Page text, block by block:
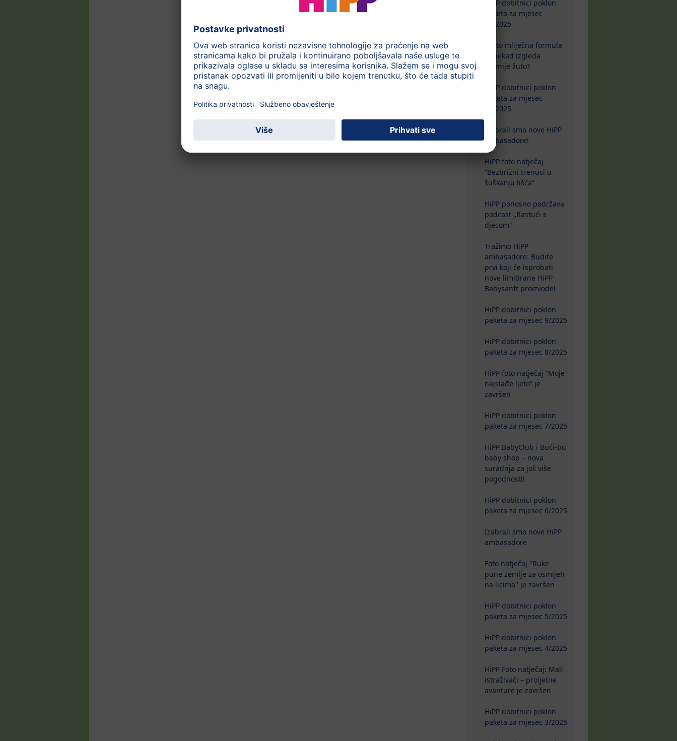
HiPP dobitnici poklon
paketa za mjesec
11/2025
Zašto mliječna formula
ponekad izgleda
tamnije žuto?
HiPP dobitnici poklon
paketa za mjesec
10/2025
Izabrali smo nove HiPP
ambasadore!
HiPP foto natječaj
“Bezbrižni trenuci u
šuškanju lišća”
HiPP ponosno podržava
podcast „Rastući s
djecom“
Tražimo HiPP
ambasadore: Budite
prvi koji će isprobati
nove limitirane HiPP
Babysanft proizvode!
HiPP dobitnici poklon
paketa za mjesec 9/2025
HiPP dobitnici poklon
paketa za mjesec 8/2025
HiPP foto natječaj “Moje
najslađe ljeto” je
završen
HiPP dobitnici poklon
paketa za mjesec 7/2025
HiPP BabyClub i Bući-bu
baby shop – nova
suradnja za još više
pogodnosti!
HiPP dobitnici poklon
paketa za mjesec 6/2025
Izabrali smo nove HiPP
ambasadore
Foto natječaj "Ruke
pune zemlje za osmijeh
na licima" je završen
HiPP dobitnici poklon
paketa za mjesec 5/2025
HiPP dobitnici poklon
paketa za mjesec 4/2025
HiPP Foto natječaj: Mali
istraživači – proljetne
avanture je završen
HiPP dobitnici poklon
paketa za mjesec 3/2025